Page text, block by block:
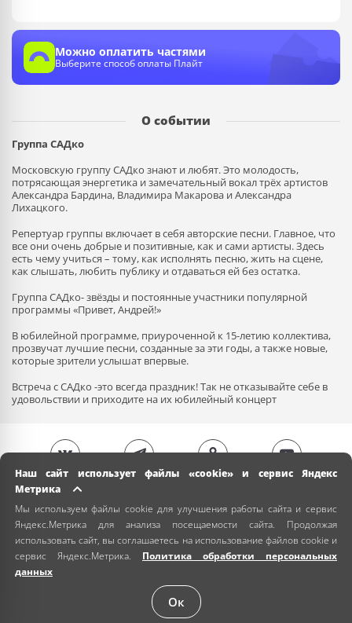
Можно оплатить частями
Выберите способ оплаты Плайт
О событии
Группа САДко
Московскую группу САДко знают и любят. Это молодость,
потрясающая энергетика и замечательный вокал трёх артистов
Александра Бардина, Владимира Макарова и Александра
Лихацкого.
Репертуар группы включает в себя авторские песни. Главное, что
все они очень добрые и позитивные, как и сами артисты. Здесь
есть чему учиться – тому, как исполнять песню, жить на сцене,
как слышать, любить публику и отдаваться ей без остатка.
Группа САДко- звёзды и постоянные участники популярной
программы «Привет, Андрей!»
В юбилейной программе, приуроченной к 15-летию коллектива,
прозвучат лучшие песни, созданные за эти годы, а также новые,
которые зрители услышат впервые.
Встреча с САДко -это всегда праздник! Так не отказывайте себе в
удовольствии и приходите на их юбилейный концерт
Наш сайт использует файлы «cookie» и сервис Яндекс
Метрика
Мы используем файлы cookie для улучшения работы сайта и сервис
Яндекс.Метрика для анализа посещаемости сайта. Продолжая
использовать сайт, вы соглашаетесь на использование файлов cookie и
сервис Яндекс.Метрика. Политика обработки персональных
данных
Ок